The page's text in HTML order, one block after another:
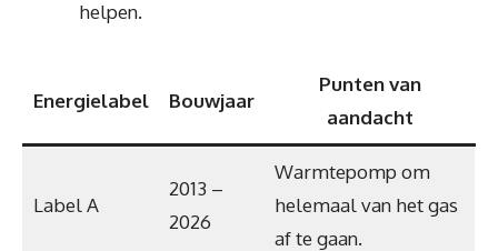
helpen.
Energielabel Bouwjaar
Punten van
aandacht
Label A
2013 –
2026
Warmtepomp om
helemaal van het gas
af te gaan.